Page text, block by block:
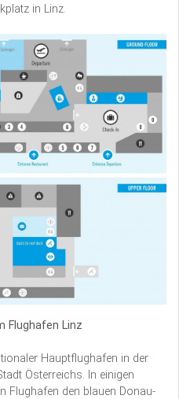
in Linz.
Flughafen Linz
Hauptflughafen in der
Österreichs. In einigen
Flughafen den blauen Donau-